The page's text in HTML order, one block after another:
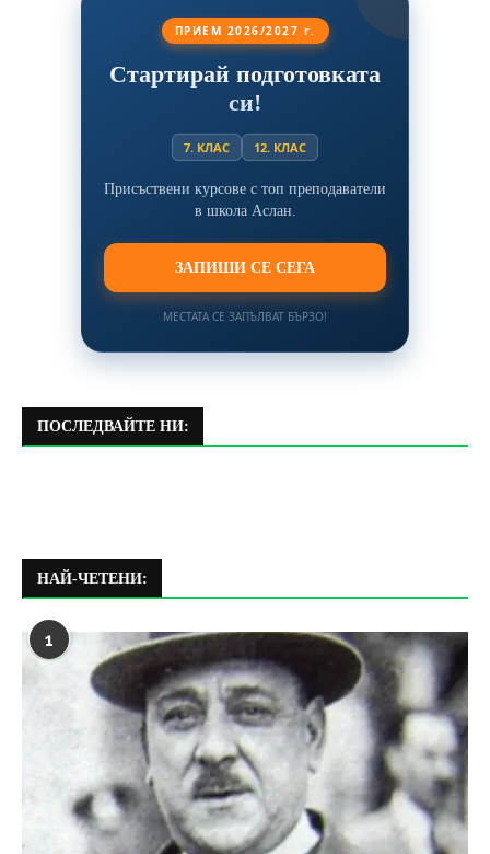
ПРИЕМ 2026/2027 г.
Стартирай подготовката
си!
7. КЛАС 12. КЛАС
Присъствени курсове с топ преподаватели
в школа Аслан.
ЗАПИШИ СЕ СЕГА
МЕСТАТА СЕ ЗАПЪЛВАТ БЪРЗО!
ПОСЛЕДВАЙТЕ НИ:
НАЙ-ЧЕТЕНИ:
1